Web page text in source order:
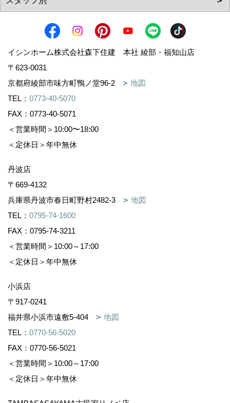
イシンホーム株式会社森下住建 本社 綾部・福知山店
〒623-0031
京都府綾部市味方町鴨ノ堂96-2
地図
TEL： 0773-40-5070
FAX：0773-40-5071
＜営業時間＞10:00〜18:00
＜定休日＞年中無休
丹波店
〒669-4132
兵庫県丹波市春日町野村2482-3
地図
TEL： 0795-74-1600
FAX：0795-74-3211
＜営業時間＞10:00～17:00
＜定休日＞年中無休
小浜店
〒917-0241
福井県小浜市遠敷5-404
地図
TEL： 0770-56-5020
FAX：0770-56-5021
＜営業時間＞10:00～17:00
＜定休日＞年中無休